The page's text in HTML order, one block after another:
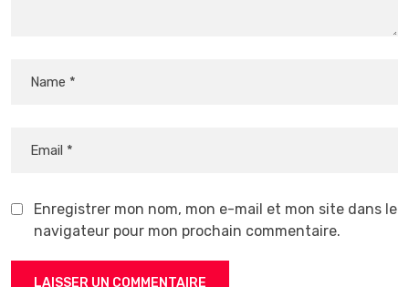
Enregistrer mon nom, mon e-mail et mon site dans le
navigateur pour mon prochain commentaire.